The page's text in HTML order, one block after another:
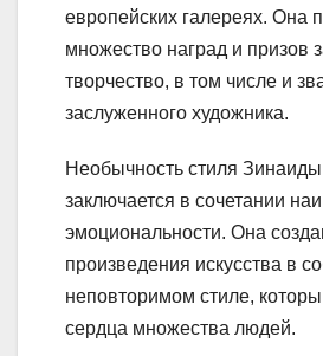
европейских галереях. Она
множество наград и призов
творчество, в том числе и
заслуженного художника.
Необычность стиля
заключается в сочетании
эмоциональности. Она
произведения искусства в
неповторимом стиле,
сердца множества людей.